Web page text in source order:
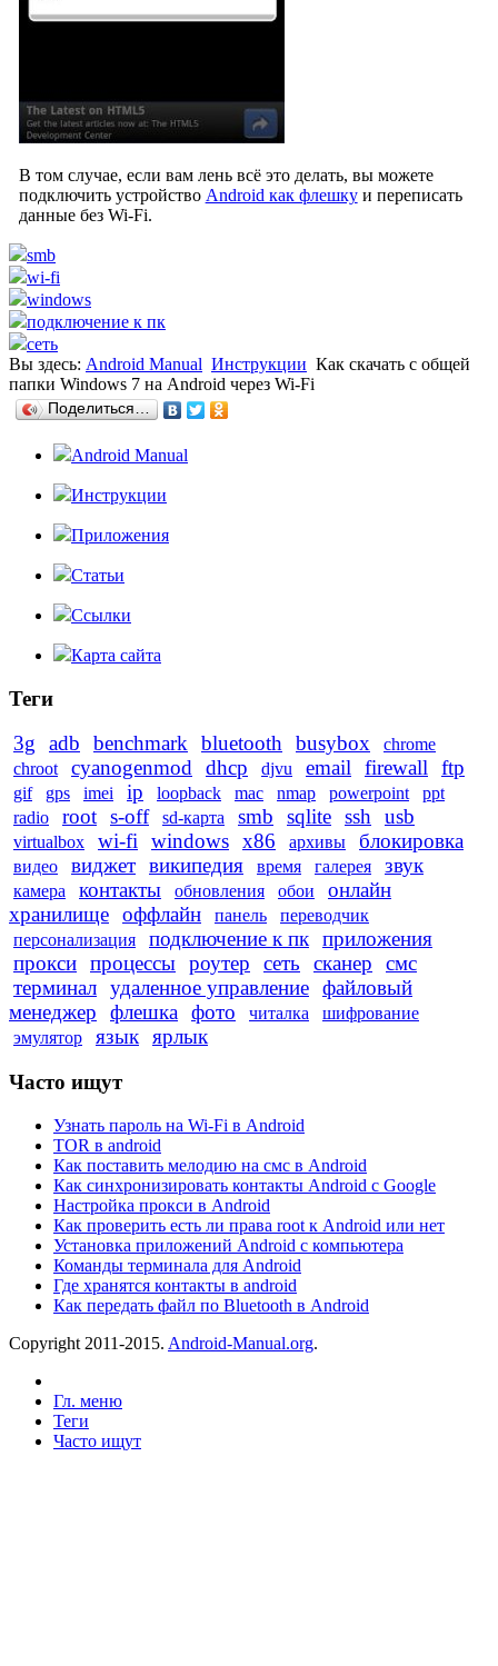
В том случае, если вам лень всё это делать, вы можете
подключить устройство Android как флешкуи переписать
данные без Wi-Fi.
smb
wi-fi
windows
подключение к пк
сеть
Вы здесь: Android Manual Инструкции Как скачать с общей
папки Windows 7 на Android через Wi-Fi
Поделиться…
Android Manual
Инструкции
Приложения
Статьи
Ссылки
Карта сайта
Теги
3g
adb benchmark bluetooth busybox
chrome
chroot
cyanogenmod dhcp djvu email firewall ftp
gif gps imei ip loopback mac nmap powerpoint
ppt
radio
root s-off sd-карта smb sqlite ssh usb
virtualbox wi-fi windows x86 архивы блокировка
видео виджет википедия время галерея звук
камера контакты обновления обои
онлайн
хранилище оффлайн панель
переводчик
персонализация
подключение к пк приложения
прокси процессы роутер сеть сканер
смс
терминал удаленное управление файловый
менеджер
флешка фото читалка
шифрование
эмулятор
язык ярлык
Часто ищут
Узнать пароль на Wi-Fi в Android
TOR в android
Как поставить мелодию на смс в Android
Как синхронизировать контакты Android с Google
Настройка прокси в Android
Как проверить есть ли права root к Android или нет
Установка приложений Android с компьютера
Команды терминала для Android
Где хранятся контакты в android
Как передать файл по Bluetooth в Android
Copyright 2011-2015. Android-Manual.org.
Гл. меню
Теги
Часто ищут